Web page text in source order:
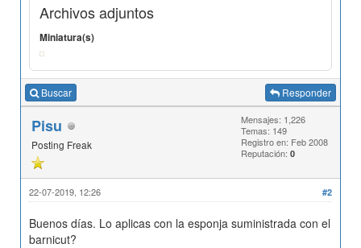
Archivos adjuntos
Miniatura(s)
Buscar Responder
Pisu
Posting Freak
Mensajes: 1,226
Temas: 149
Registro en: Feb 2008
Reputación: 0
#2
22-07-2019, 12:26
Buenos días. Lo aplicas con la esponja suministrada con el
barnicut?